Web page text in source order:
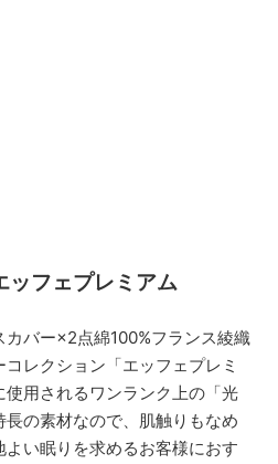
フェプレミアム
カバー×2点綿100%フランス綾織
レクション「エッフェプレミ
用されるワンランク上の「光
の素材なので、肌触りもなめ
い眠りを求めるお客様におす